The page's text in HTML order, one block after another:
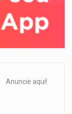
Anuncie aqui!